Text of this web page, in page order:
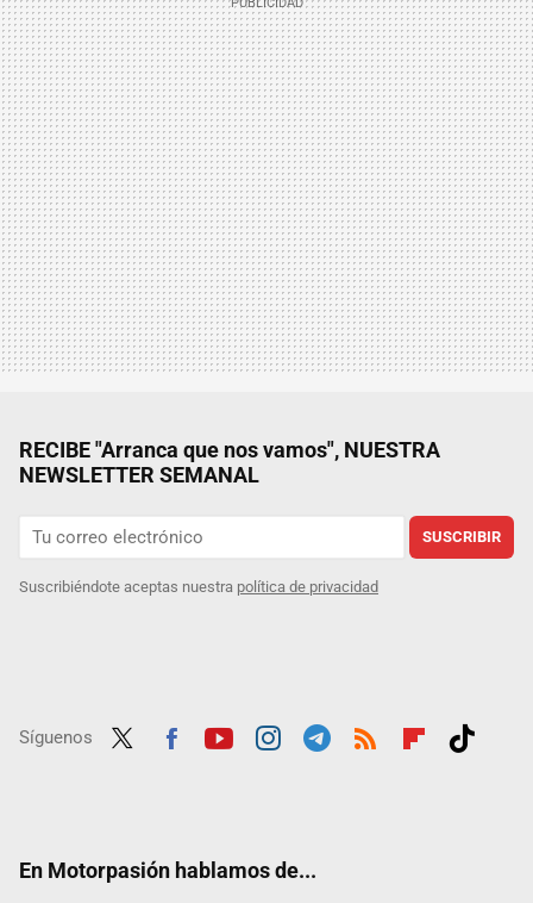
RECIBE "Arranca que nos vamos", NUESTRA
NEWSLETTER SEMANAL
SUSCRIBIR
Suscribiéndote aceptas nuestra política de privacidad
Síguenos
En Motorpasión hablamos de...